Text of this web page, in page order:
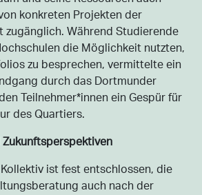
konkreten Projekten der
zugänglich. Während Studierende
die Möglichkeit nutzten,
zu besprechen, vermittelte ein
durch das Dortmunder
Teilnehmer*innen ein Gespür für
des Quartiers.
ist fest entschlossen, die
auch nach der